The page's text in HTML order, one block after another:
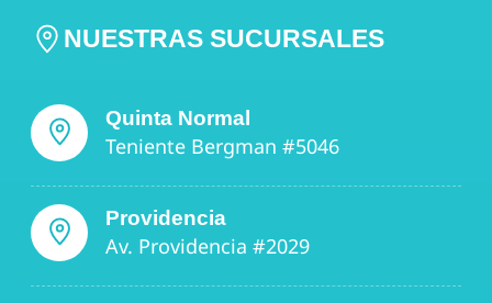
NUESTRAS SUCURSALES
Quinta Normal
Teniente Bergman #5046
Providencia
Av. Providencia #2029